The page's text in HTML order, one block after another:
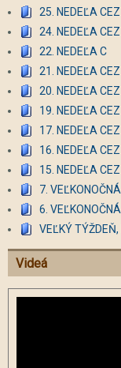
25. NEDEĽA
24. NEDEĽA
22. NEDEĽA C
21. NEDEĽA
20. NEDEĽA
19. NEDEĽA
17. NEDEĽA
16. NEDEĽA
15. NEDEĽA
7.
6.
VEĽKÝ TÝŽDEŇ,
Videá